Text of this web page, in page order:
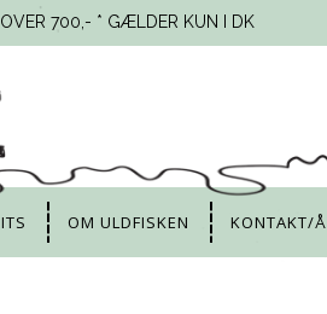
OVER 700,- * GÆLDER KUN I DK
OM ULDFISKEN KONTAKT/